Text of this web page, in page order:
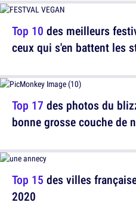
Top 17 des photos du
bonne grosse couche de
Top 10 des meilleurs
ceux qui s'en battent les
Top 15 des villes
2020